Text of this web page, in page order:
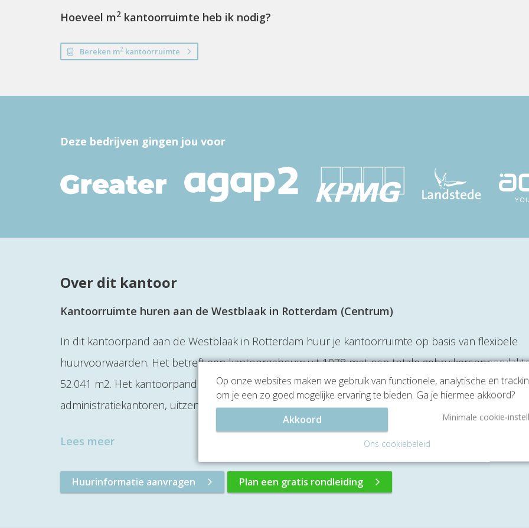
Hoeveel m2 kantoorruimte heb ik nodig?
Bereken m2 kantoorruimte
Deze bedrijven gingen jou voor
Over dit kantoor
Kantoorruimte huren aan de Westblaak in Rotterdam (Centrum)
In dit kantoorpand aan de Westblaak in Rotterdam huur je kantoorruimte op basis van flexibele
huurvoorwaarden. Het betreft een kantoorgebouw uit 1978 met een totale
52.041 m2. Het kantoorpand biedt huisvesting aan diverse bedrijven, denk hierbij aan
administratiekantoren, uitzendbureaus, adviesbureaus en incassobureaus.
Lees meer
Huurinformatie aanvragen Plan een gratis rondleiding
Op onze websites maken we gebruik van functionele, analytische en
om je een zo goed mogelijke ervaring te bieden. Ga je hiermee akkoord?
Akkoord
Minimale cookie-
Ons cookiebeleid